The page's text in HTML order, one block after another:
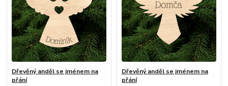
Dřevěný anděl se jménem na
přání
Dřevěný anděl se jménem na
přání